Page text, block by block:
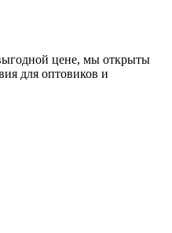
цене, мы открыты
для оптовиков и